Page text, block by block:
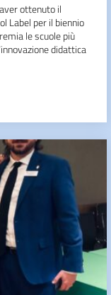
ottenuto il
Label per il biennio
le scuole più
didattica